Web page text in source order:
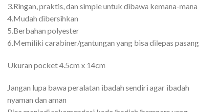
3.Ringan, praktis, dan simple untuk dibawa kemana-mana
4.Mudah dibersihkan
5.Berbahan polyester
6.Memiliki carabiner/gantungan yang bisa dilepas pasang
Ukuran pocket 4.5cm x 14cm
Jangan lupa bawa peralatan ibadah sendiri agar ibadah
nyaman dan aman